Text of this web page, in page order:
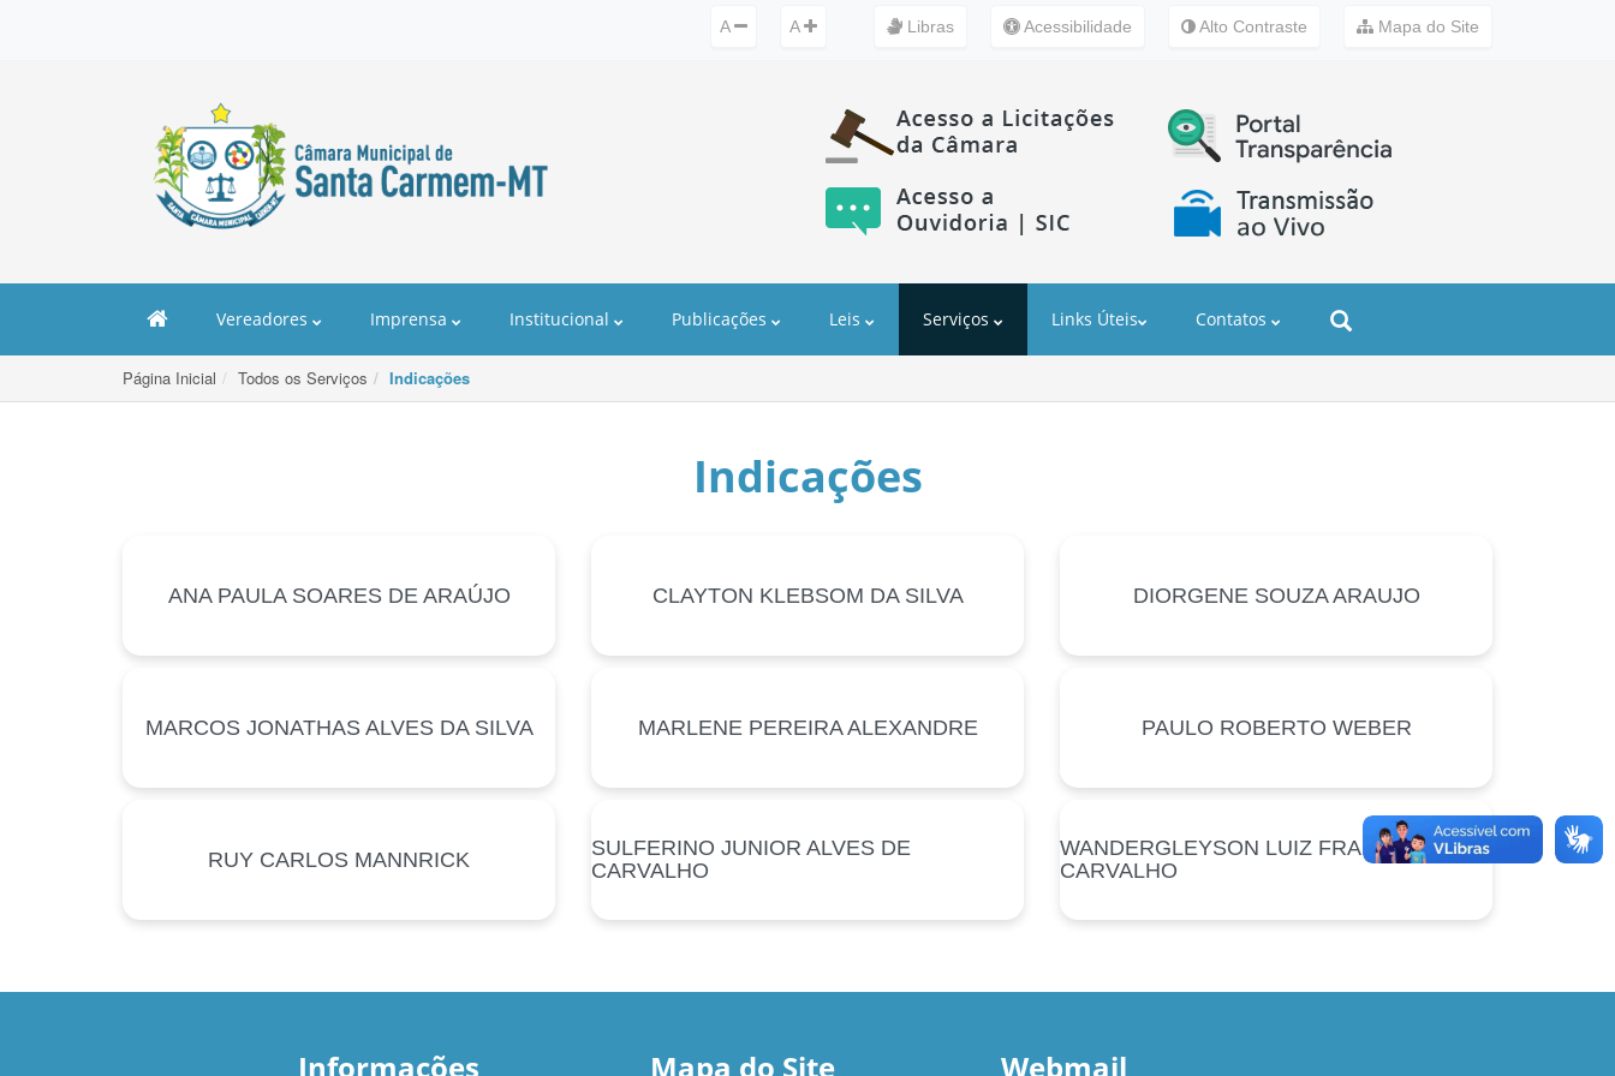
A A Libras Acessibilidade Alto Contraste Mapa do Site
Vereadores Imprensa Institucional Publicações Leis Serviços Links Úteis Contatos
Página Inicial Todos os Serviços Indicações
Indicações
ANA PAULA SOARES DE ARAÚJO CLAYTON KLEBSOM DA SILVA DIORGENE SOUZA ARAUJO
MARCOS JONATHAS ALVES DA SILVA MARLENE PEREIRA ALEXANDRE PAULO ROBERTO WEBER
RUY CARLOS MANNRICK
SULFERINO JUNIOR ALVES DE
CARVALHO
WANDERGLEYSON LUIZ FRANÇA DE
CARVALHO
Informações Mapa do Site Webmail